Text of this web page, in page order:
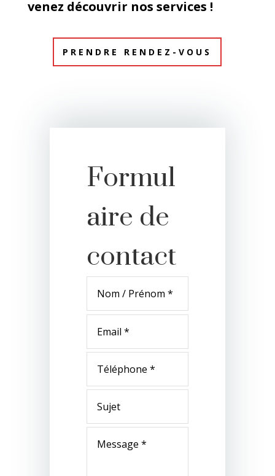
venez découvrir nos services !
PRENDRE RENDEZ-VOUS
Formul
aire de
contact